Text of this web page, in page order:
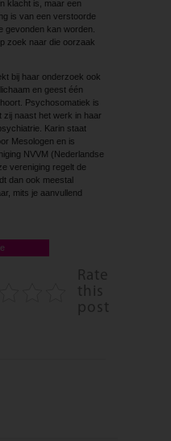
klacht is, maar een
is van een verstoorde
gevonden kan worden.
zoek naar die oorzaak
bij haar onderzoek ook
en geest één
Psychosomatiek is
zij naast het werk in haar
Karin staat
Mesologen en is
NVVM (Nederlandse
vereniging regelt de
dan ook meestal
mits je aanvullend
Rate
this
post